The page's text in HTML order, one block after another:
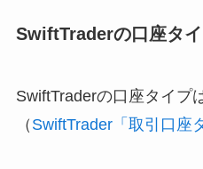
SwiftTraderの口座タ
SwiftTraderの口座タイプ
（ SwiftTrader「取引口座